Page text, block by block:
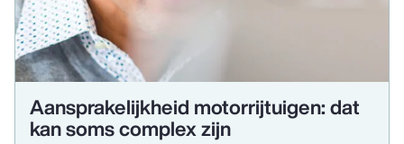
Aansprakelijkheid motorrijtuigen: dat
kan soms complex zijn